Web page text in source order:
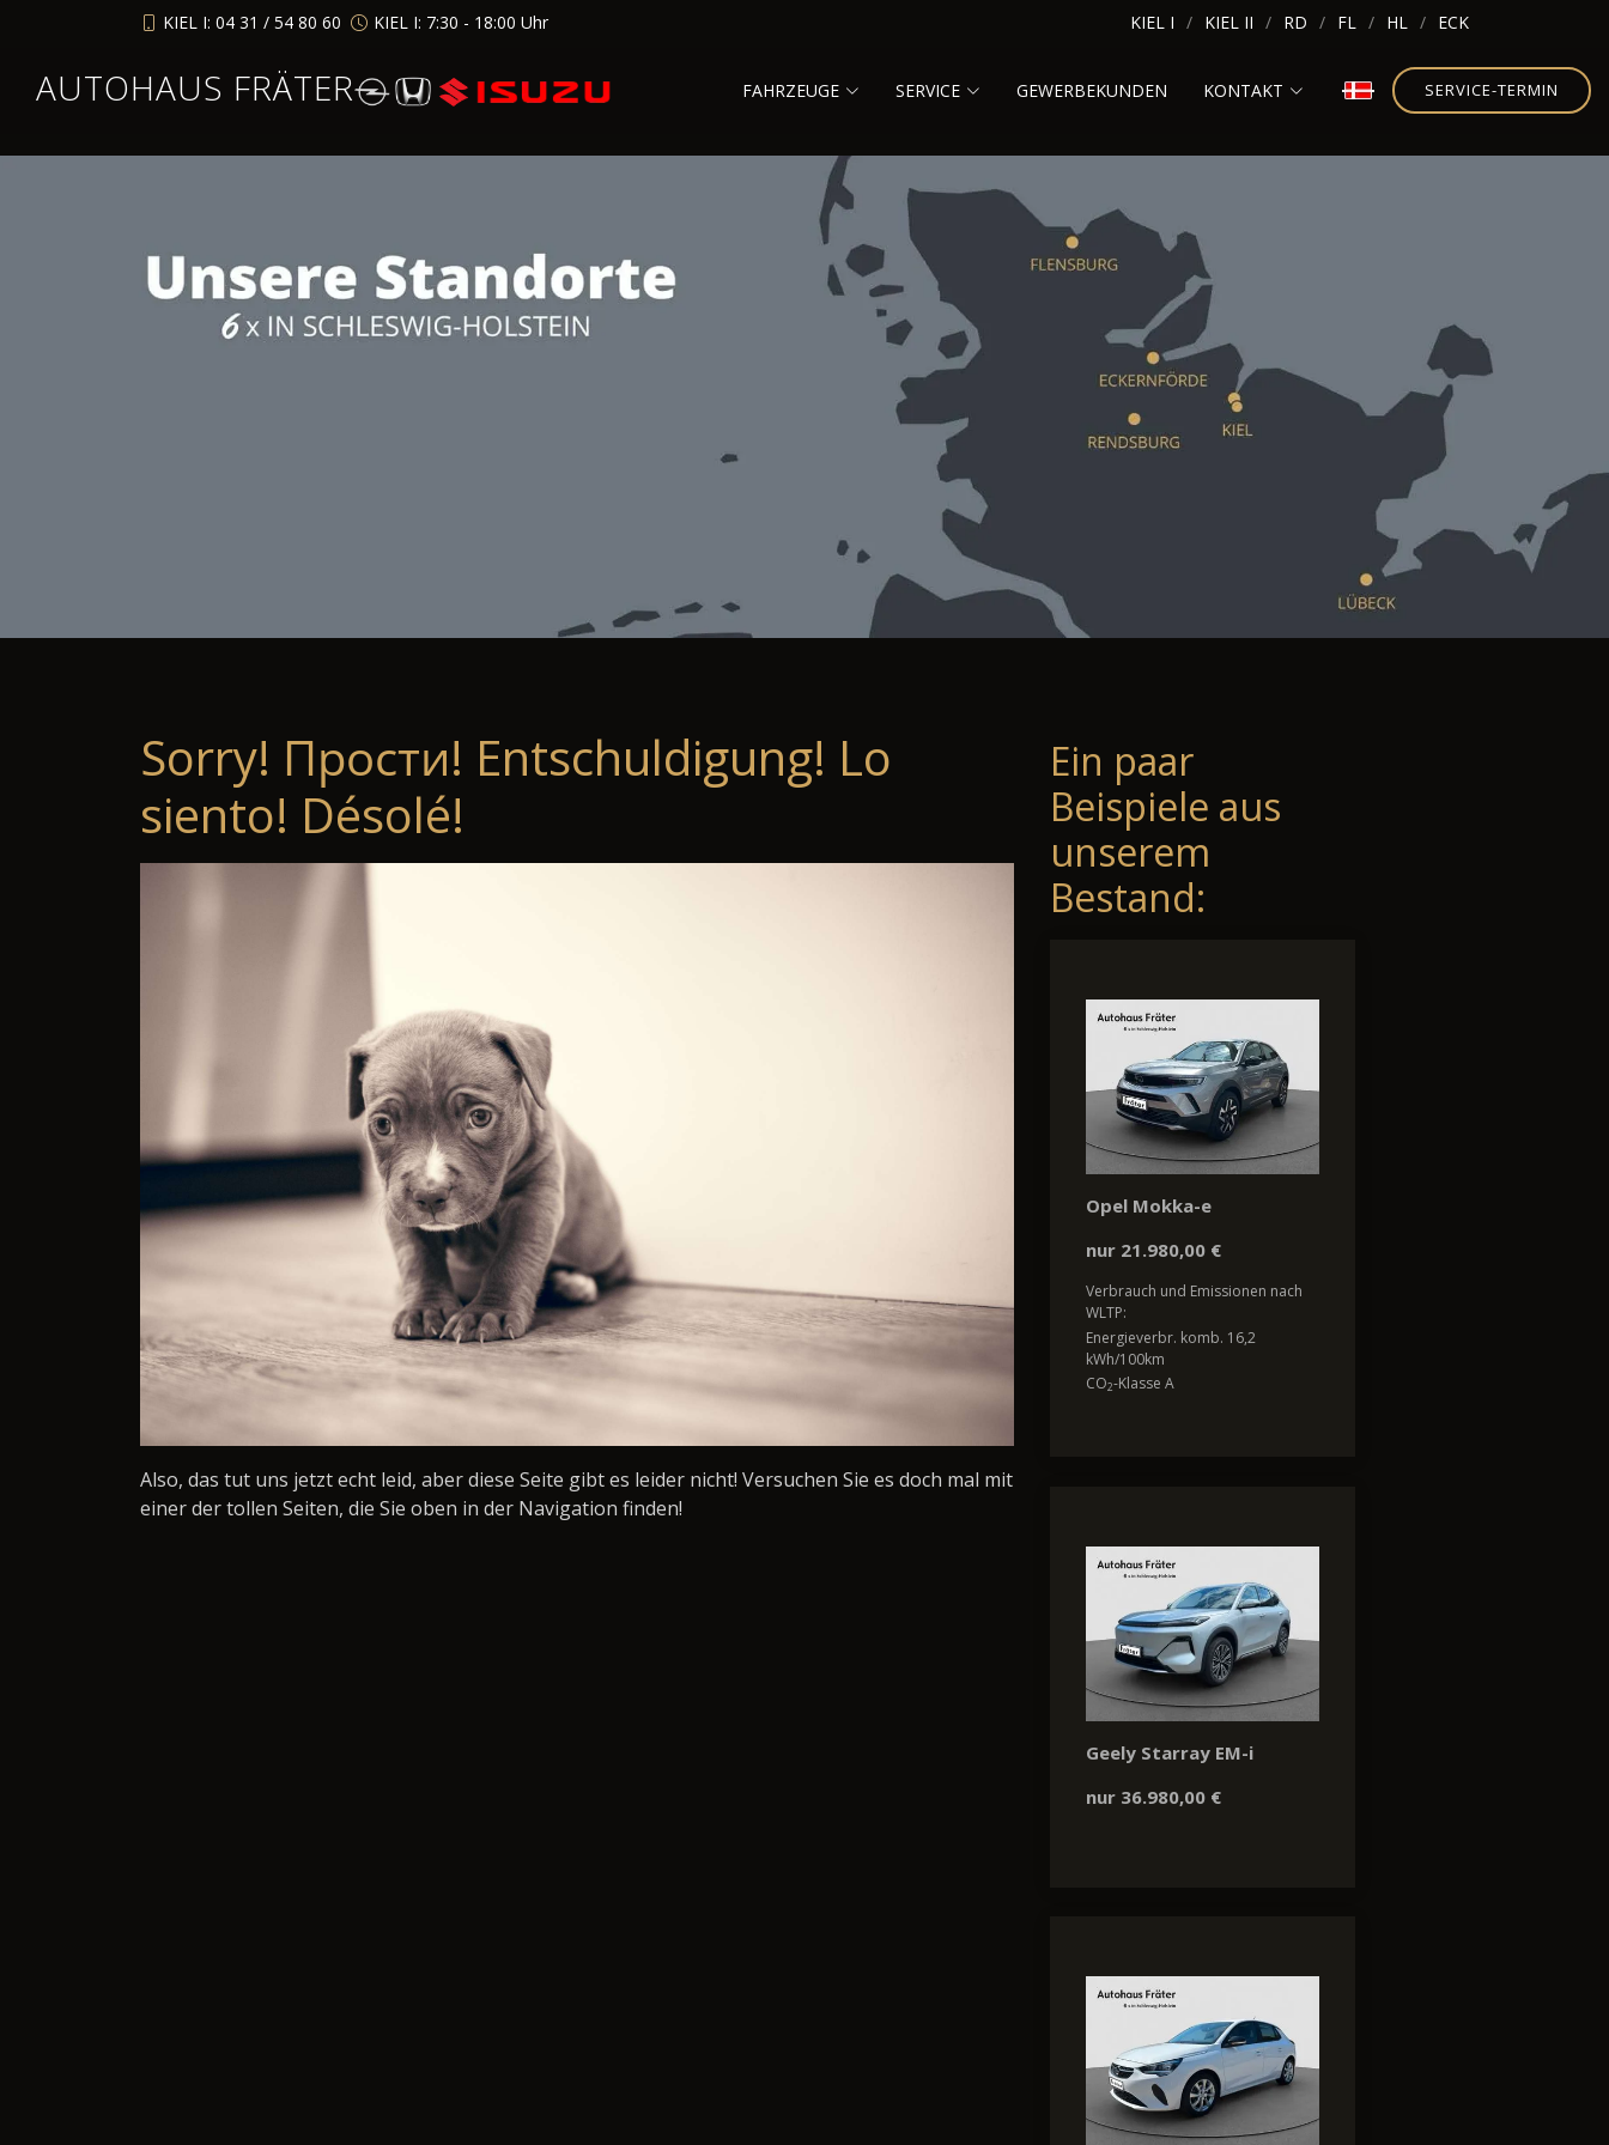
KIEL I: 04 31 / 54 80 60 KIEL I: 7:30 - 18:00 Uhr KIEL I KIEL II RD FL HL ECK
AUTOHAUS FRÄTER FAHRZEUGE SERVICE GEWERBEKUNDEN KONTAKT SERVICE-TERMIN
Sorry! Прости! Entschuldigung! Lo
siento! Désolé!
Also, das tut uns jetzt echt leid, aber diese Seite gibt es leider nicht! Versuchen Sie es doch mal mit
einer der tollen Seiten, die Sie oben in der Navigation finden!
Ein paar
Beispiele aus
unserem
Bestand:
Opel Mokka-e
nur 21.980,00 €
Verbrauch und Emissionen nach
WLTP:
Energieverbr. komb. 16,2
kWh/100km
CO2-Klasse A
Geely Starray EM-i
nur 36.980,00 €